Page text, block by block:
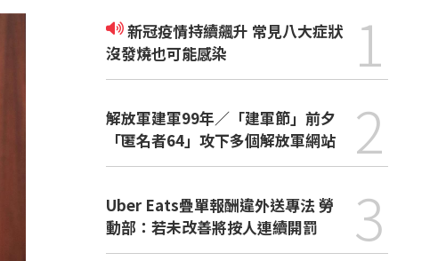
新冠疫情持續飆升 常見八大症狀
沒發燒也可能感染
1
解放軍建軍99年／「建軍節」前夕
「匿名者64」攻下多個解放軍網站
2
Uber Eats疊單報酬違外送專法 勞
動部：若未改善將按人連續開罰
3